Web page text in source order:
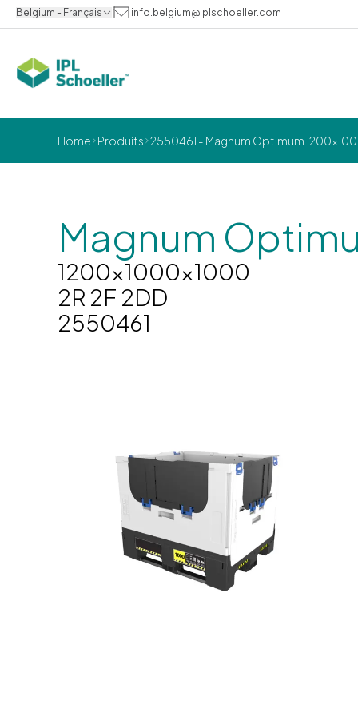
Belgium - Français info.belgium@iplschoeller.com
Home Produits 2550461 - Magnum Optimum
Magnum
1200x1000x1000
2R 2F 2DD
2550461